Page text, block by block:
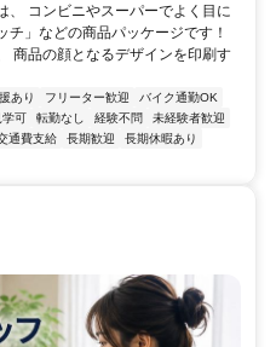
、 コンビニやスーパーでよく目に
」などの商品パッケージです！
商品の顔となるデザインを印刷す
あり フリーター歓迎
バイク通勤OK
学可 転勤なし 経験不問
未経験者歓迎
通費支給 長期歓迎
長期休暇あり